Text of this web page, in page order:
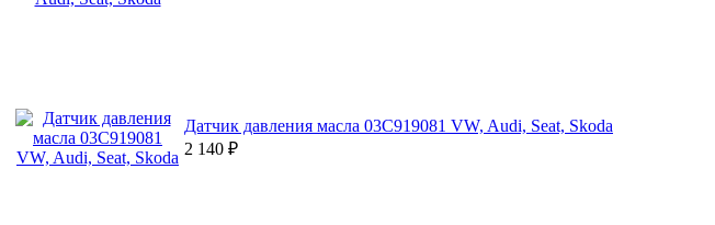
Датчик давления масла 03C919081 VW, Audi, Seat, Skoda
2 140 ₽